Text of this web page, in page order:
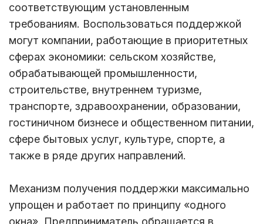
соответствующим установленным
требованиям. Воспользоваться поддержкой
могут компании, работающие в приоритетных
сферах экономики: сельском хозяйстве,
обрабатывающей промышленности,
строительстве, внутреннем туризме,
транспорте, здравоохранении, образовании,
гостиничном бизнесе и общественном питании,
сфере бытовых услуг, культуре, спорте, а
также в ряде других направлений.
Механизм получения поддержки максимально
упрощен и работает по принципу «одного
окна». Предприниматель обращается в